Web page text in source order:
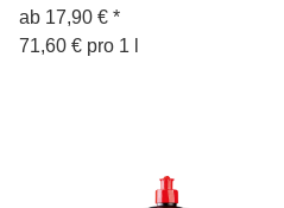
ab 17,90 € *
71,60 € pro 1 l